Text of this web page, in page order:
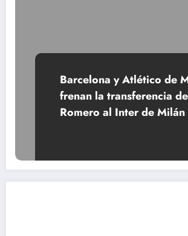
Barcelona y Atlético de
frenan la transferencia
Romero al Inter de Milán